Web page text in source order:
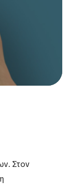
Στον